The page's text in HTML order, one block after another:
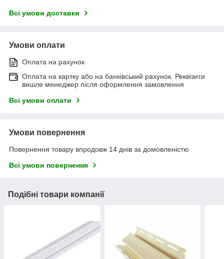
Всі умови доставки
Умови оплати
Оплата на рахунок
Оплата на картку або на банківський рахунок. Реквізити
вишле менеджер після оформлення замовлення
Всі умови оплати
Умови повернення
Повернення товару впродовж 14 днів за домовленістю
Всі умови повернення
Подібні товари компанії